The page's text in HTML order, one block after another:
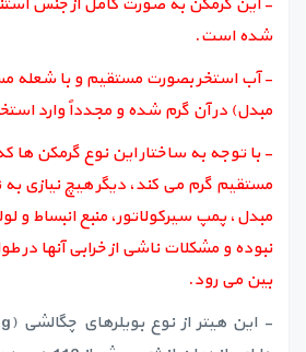
شده است.
- آب استخر بصورت مستقیم و با شعله
مبدل) در آن گرم شده و مجدداً وارد
- با توجه به ساختار این نوع گرمکن ها
مستقیم گرم می کند، دیگر هیچ نیازی به
مبدل،‌ پمپ سیرکولاتور، منبع انبساط و
نبوده و مشکلات ناشی از خرابی آنها در
بین می رود.